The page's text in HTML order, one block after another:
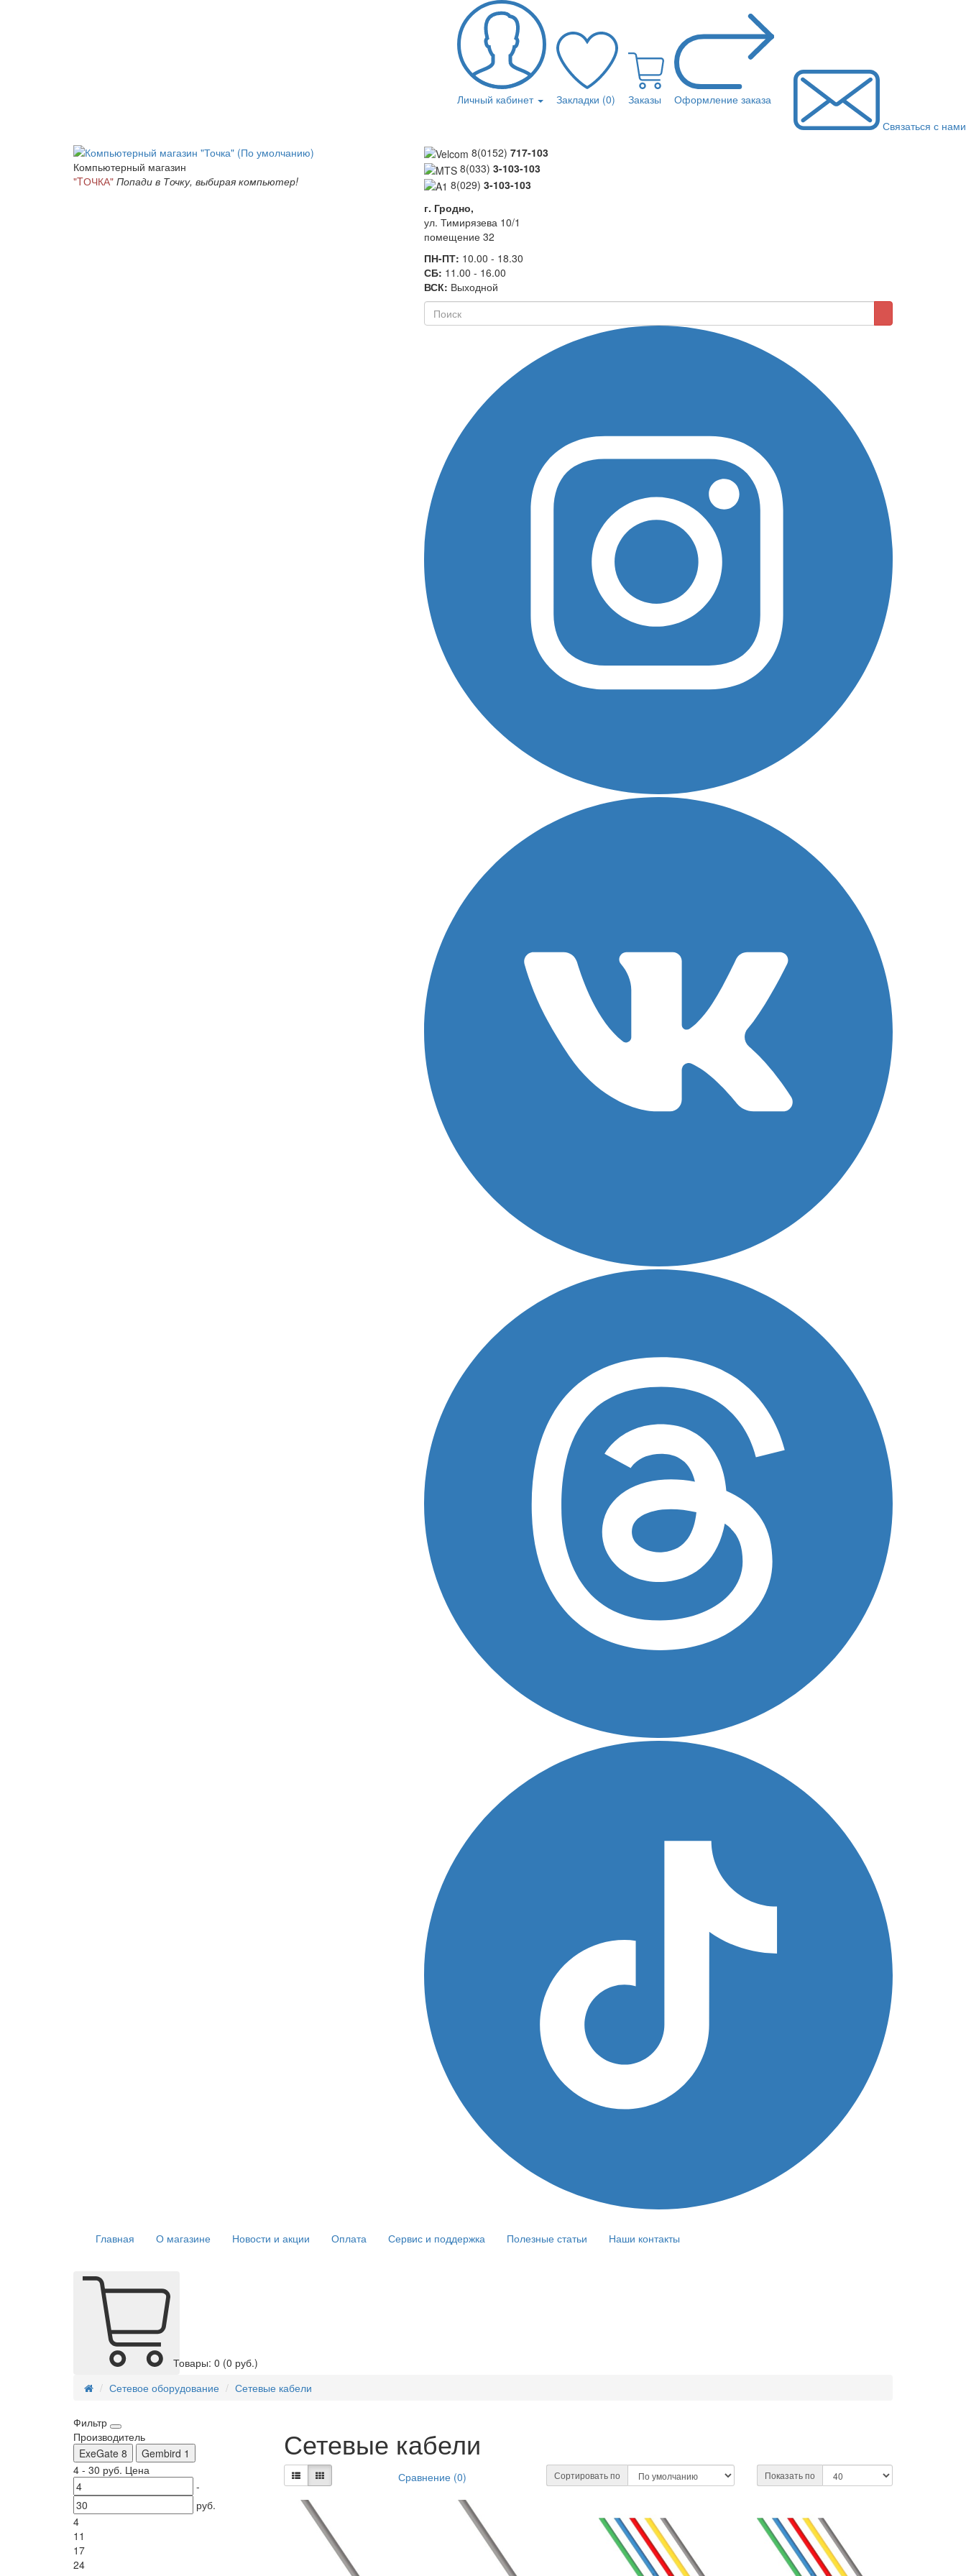
Личный кабинет Закладки (0) Заказы
Оформление заказа
Связаться с нами
Компьютерный магазин
"TОЧКА" Попади в Точку, выбирая компьютер!
8(0152) 717-103
8(033) 3-103-103
8(029) 3-103-103
г. Гродно,
ул. Тимирязева 10/1
помещение 32
ПН-ПТ: 10.00 - 18.30
СБ: 11.00 - 16.00
ВСК: Выходной
Главная О магазине Новости и акции Оплата Сервис и поддержка Полезные статьи Наши контакты
Товары: 0 (0 руб.)
Сетевое оборудование
Сетевые кабели
Фильтр
Производитель
ExeGate 8 Gembird 1
4 - 30 руб. Цена
-
руб.
4
11
17
24
Сетевые кабели
Сравнение (0) Сортировать по Показать по